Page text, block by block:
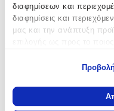
διαφημίσεων και
διαφημίσεις και
μας και την ανάπτυξη
Να συλλέξουμε
σας τοποθεσία, οι
Ζωάκια:
Ναι
Υλικό:
Ride On:
Ναι